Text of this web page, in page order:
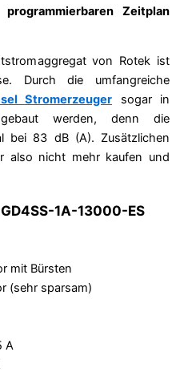
programmierbaren Zeitplan
von Rotek ist
Durch die umfangreiche
Stromerzeuger sogar in
werden, denn die
bei 83 dB (A). Zusätzlichen
also nicht mehr kaufen und
1A-13000-ES
mit Bürsten
(sehr sparsam)
A